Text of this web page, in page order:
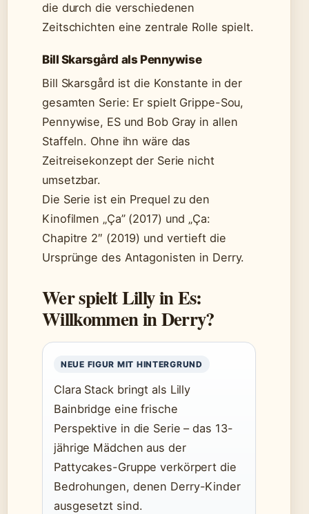
die durch die verschiedenen
Zeitschichten eine zentrale Rolle spielt.
Bill Skarsgård als Pennywise
Bill Skarsgård ist die Konstante in der
gesamten Serie: Er spielt Grippe-Sou,
Pennywise, ES und Bob Gray in allen
Staffeln. Ohne ihn wäre das
Zeitreisekonzept der Serie nicht
umsetzbar.
Die Serie ist ein Prequel zu den
Kinofilmen „Ça” (2017) und „Ça:
Chapitre 2″ (2019) und vertieft die
Ursprünge des Antagonisten in Derry.
Wer spielt Lilly in Es:
Willkommen in Derry?
NEUE FIGUR MIT HINTERGRUND
Clara Stack bringt als Lilly
Bainbridge eine frische
Perspektive in die Serie – das 13-
jährige Mädchen aus der
Pattycakes-Gruppe verkörpert die
Bedrohungen, denen Derry-Kinder
ausgesetzt sind.